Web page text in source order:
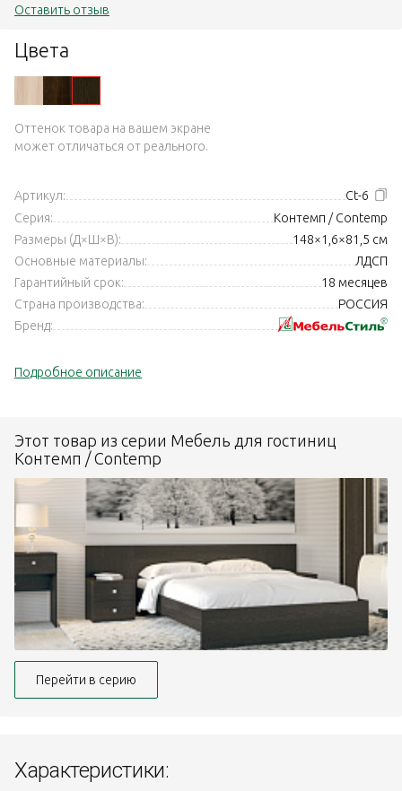
Цвета
Оттенок товара на вашем экране
может отличаться от реального.
Артикул:
Ct-6
Серия:
Контемп / Contemp
Размеры (Д×Ш×В):
148×1,6×81,5 см
Основные материалы:
ЛДСП
Гарантийный срок:
18 месяцев
Страна производства:
РОССИЯ
Бренд:
Подробное описание
Оставить отзыв
Этот товар из серии Мебель для гостиниц
Контемп / Contemp
Перейти в серию
Характеристики: